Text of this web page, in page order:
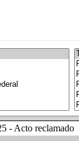
- Acto reclamado